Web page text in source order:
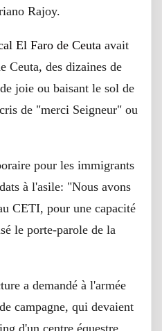
Rajoy.
El Faro de Ceuta avait
Ceuta, des dizaines de
joie ou baisant le sol de
de "merci Seigneur" ou
pour les immigrants
à l'asile: "Nous avons
CETI, pour une capacité
le porte-parole de la
a demandé à l'armée
campagne, qui devaient
d'un centre équestre